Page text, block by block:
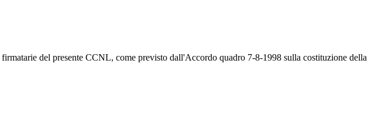
del presente CCNL, come previsto dall'Accordo quadro 7-8-1998 sulla costituzione della